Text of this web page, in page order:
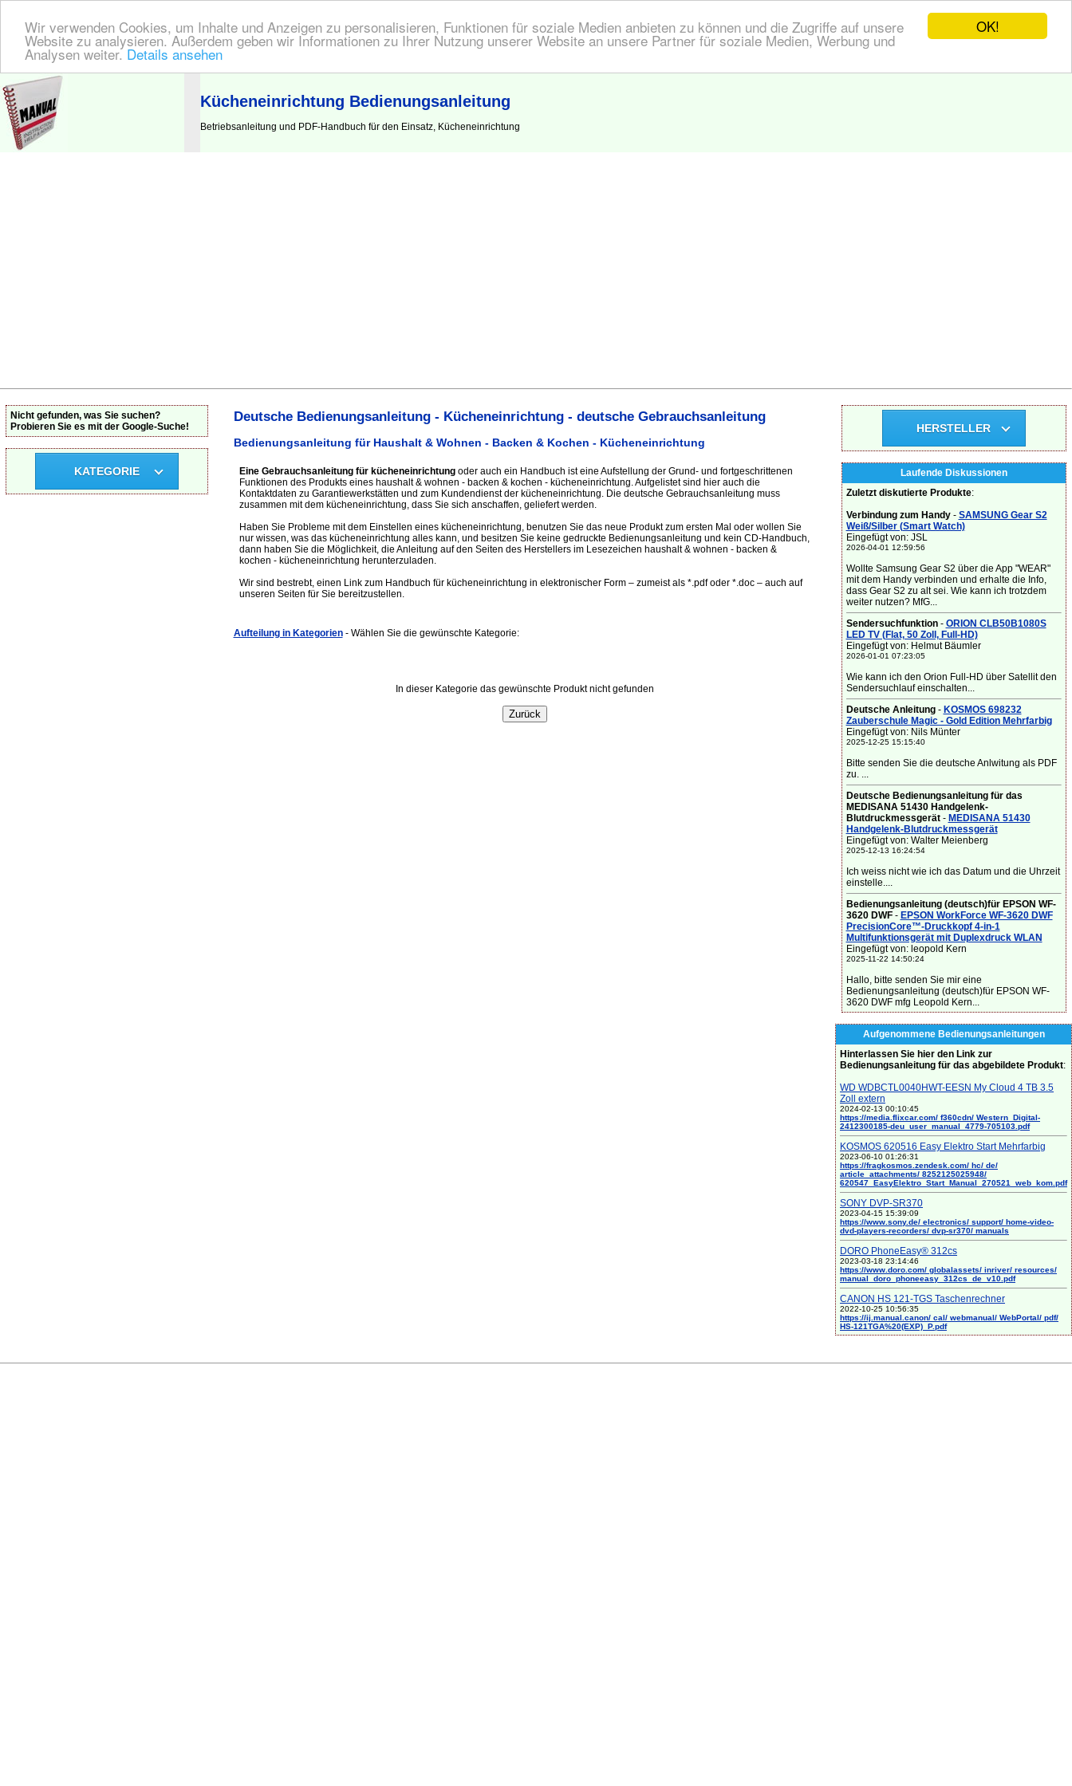
OK!
Wir verwenden Cookies, um Inhalte und Anzeigen zu personalisieren, Funktionen für soziale Medien anbieten zu können und die Zugriffe auf unsere
Website zu analysieren. Außerdem geben wir Informationen zu Ihrer Nutzung unserer Website an unsere Partner für soziale Medien, Werbung und
Analysen weiter. Details ansehen
BEDIENUNGSANLEITUNG | Hier finden Sie die deutsche Anleitung!
Kücheneinrichtung Bedienungsanleitung
Betriebsanleitung und PDF-Handbuch für den Einsatz, Kücheneinrichtung
Deutsche Bedienungsanleitung - Kücheneinrichtung - deutsche Gebrauchsanleitung
Bedienungsanleitung für Haushalt & Wohnen - Backen & Kochen - Kücheneinrichtung
Eine Gebrauchsanleitung für kücheneinrichtungoder auch ein Handbuch ist eine Aufstellung der Grund- und fortgeschrittenen
Funktionen des Produkts eines haushalt & wohnen - backen & kochen - kücheneinrichtung. Aufgelistet sind hier auch die
Kontaktdaten zu Garantiewerkstätten und zum Kundendienst der kücheneinrichtung. Die deutsche Gebrauchsanleitung muss
zusammen mit dem kücheneinrichtung, dass Sie sich anschaffen, geliefert werden.
Haben Sie Probleme mit dem Einstellen eines kücheneinrichtung, benutzen Sie das neue Produkt zum ersten Mal oder wollen Sie
nur wissen, was das kücheneinrichtung alles kann, und besitzen Sie keine gedruckte Bedienungsanleitung und kein CD-Handbuch,
dann haben Sie die Möglichkeit, die Anleitung auf den Seiten des Herstellers im Lesezeichen haushalt & wohnen - backen &
kochen - kücheneinrichtung herunterzuladen.
Wir sind bestrebt, einen Link zum Handbuch für kücheneinrichtung in elektronischer Form – zumeist als *.pdf oder *.doc – auch auf
unseren Seiten für Sie bereitzustellen.
Aufteilung in Kategorien - Wählen Sie die gewünschte Kategorie:
In dieser Kategorie das gewünschte Produkt nicht gefunden
Nicht gefunden, was Sie suchen?
Probieren Sie es mit der Google-Suche!
KATEGORIE
HERSTELLER
Laufende Diskussionen
Zuletzt diskutierte Produkte:
Verbindung zum Handy- SAMSUNG Gear S2
Weiß/Silber (Smart Watch)
Eingefügt von: JSL
2026-04-01 12:59:56
Wollte Samsung Gear S2 über die App "WEAR"
mit dem Handy verbinden und erhalte die Info,
dass Gear S2 zu alt sei. Wie kann ich trotzdem
weiter nutzen? MfG...
Sendersuchfunktion- ORION CLB50B1080S
LED TV (Flat, 50 Zoll, Full-HD)
Eingefügt von: Helmut Bäumler
2026-01-01 07:23:05
Wie kann ich den Orion Full-HD über Satellit den
Sendersuchlauf einschalten...
Deutsche Anleitung- KOSMOS 698232
Zauberschule Magic - Gold Edition Mehrfarbig
Eingefügt von: Nils Münter
2025-12-25 15:15:40
Bitte senden Sie die deutsche Anlwitung als PDF
zu. ...
Deutsche Bedienungsanleitung für das
MEDISANA 51430 Handgelenk-
Blutdruckmessgerät- MEDISANA 51430
Handgelenk-Blutdruckmessgerät
Eingefügt von: Walter Meienberg
2025-12-13 16:24:54
Ich weiss nicht wie ich das Datum und die Uhrzeit
einstelle....
Bedienungsanleitung (deutsch)für EPSON WF-
3620 DWF- EPSON WorkForce WF-3620 DWF
PrecisionCore™-Druckkopf 4-in-1
Multifunktionsgerät mit Duplexdruck WLAN
Eingefügt von: leopold Kern
2025-11-22 14:50:24
Hallo, bitte senden Sie mir eine
Bedienungsanleitung (deutsch)für EPSON WF-
3620 DWF mfg Leopold Kern...
Aufgenommene Bedienungsanleitungen
Hinterlassen Sie hier den Link zur
Bedienungsanleitung für das abgebildete Produkt:
WD WDBCTL0040HWT-EESN My Cloud 4 TB 3.5
Zoll extern
2024-02-13 00:10:45
https://media.flixcar.com/ f360cdn/ Western_Digital-
2412300185-deu_user_manual_4779-705103.pdf
KOSMOS 620516 Easy Elektro Start Mehrfarbig
2023-06-10 01:26:31
https://fragkosmos.zendesk.com/ hc/ de/
article_attachments/ 8252125025948/
620547_EasyElektro_Start_Manual_270521_web_kom.pdf
SONY DVP-SR370
2023-04-15 15:39:09
https://www.sony.de/ electronics/ support/ home-video-
dvd-players-recorders/ dvp-sr370/ manuals
DORO PhoneEasy® 312cs
2023-03-18 23:14:46
https://www.doro.com/ globalassets/ inriver/ resources/
manual_doro_phoneeasy_312cs_de_v10.pdf
CANON HS 121-TGS Taschenrechner
2022-10-25 10:56:35
https://ij.manual.canon/ cal/ webmanual/ WebPortal/ pdf/
HS-121TGA%20(EXP)_P.pdf